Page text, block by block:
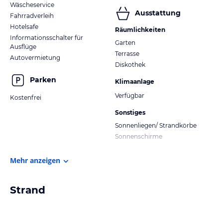
Wäscheservice
Fahrradverleih
Hotelsafe
Informationsschalter für
Ausflüge
Autovermietung
Parken
Kostenfrei
Ausstattung
Räumlichkeiten
Garten
Terrasse
Diskothek
Klimaanlage
Verfügbar
Sonstiges
Sonnenliegen/ Strandkörbe
Sonnenschirme
Mehr anzeigen
Strand